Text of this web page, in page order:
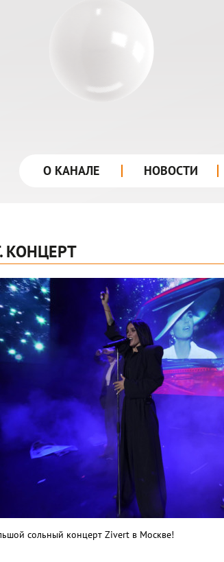
О КАНАЛЕ НОВОСТИ
КОНЦЕРТ
сольный концерт Zivert в Москве!